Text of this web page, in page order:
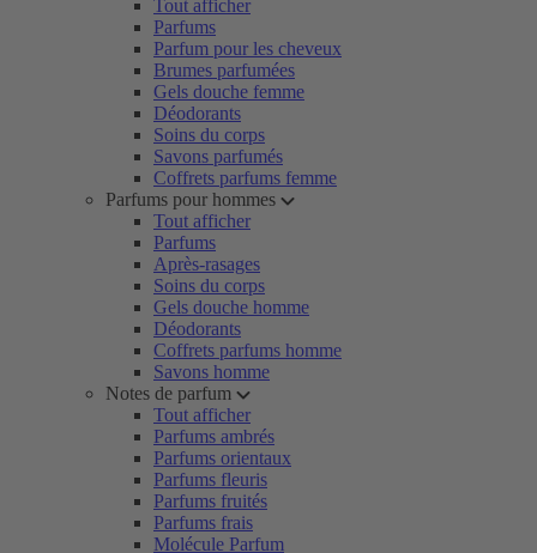
Tout afficher
Parfums
Parfum pour les cheveux
Brumes parfumées
Gels douche femme
Déodorants
Soins du corps
Savons parfumés
Coffrets parfums femme
Parfums pour hommes
Tout afficher
Parfums
Après-rasages
Soins du corps
Gels douche homme
Déodorants
Coffrets parfums homme
Savons homme
Notes de parfum
Tout afficher
Parfums ambrés
Parfums orientaux
Parfums fleuris
Parfums fruités
Parfums frais
Molécule Parfum